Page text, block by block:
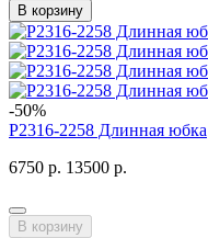
В корзину
-50%
P2316-2258 Длинная юбка
6750 р. 13500 р.
В корзину